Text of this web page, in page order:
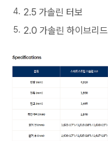
2.5 가솔린 터보
2.0 가솔린 하이브리드